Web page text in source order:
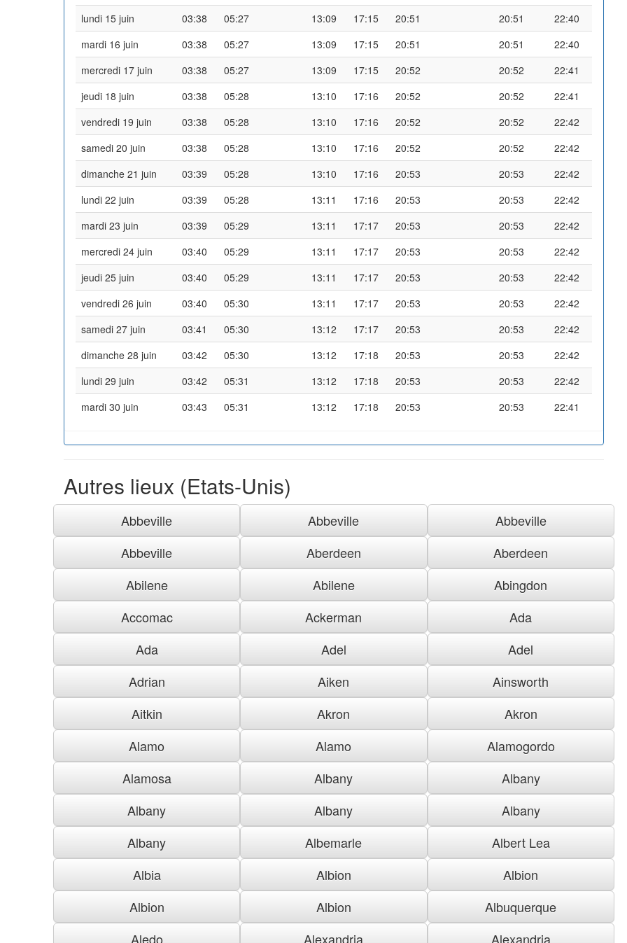
lundi 15 juin
03:38 05:27 13:09 17:15 20:51 20:51
22:40
mardi 16 juin
03:38 05:27 13:09 17:15 20:51 20:51
22:40
mercredi 17 juin
03:38 05:27 13:09 17:15 20:52 20:52
22:41
jeudi 18 juin
03:38 05:28 13:10 17:16 20:52 20:52
22:41
vendredi 19 juin
03:38 05:28 13:10 17:16 20:52 20:52
22:42
samedi 20 juin
03:38 05:28 13:10 17:16 20:52 20:52
22:42
dimanche 21 juin
03:39 05:28 13:10 17:16 20:53 20:53
22:42
lundi 22 juin
03:39 05:28 13:11 17:16 20:53 20:53
22:42
mardi 23 juin
03:39 05:29 13:11 17:17 20:53 20:53
22:42
mercredi 24 juin
03:40 05:29 13:11 17:17 20:53 20:53
22:42
jeudi 25 juin
03:40 05:29 13:11 17:17 20:53 20:53
22:42
vendredi 26 juin
03:40 05:30 13:11 17:17 20:53 20:53
22:42
samedi 27 juin
03:41 05:30 13:12 17:17 20:53 20:53
22:42
dimanche 28 juin
03:42 05:30 13:12 17:18 20:53 20:53
22:42
lundi 29 juin
03:42 05:31 13:12 17:18 20:53 20:53
22:42
mardi 30 juin
03:43 05:31 13:12 17:18 20:53 20:53 22:41
Autres lieux (Etats-Unis)
Abbeville Abbeville
Abbeville
Abbeville
Aberdeen
Aberdeen
Abilene
Abilene
Abingdon
Accomac
Ackerman
Ada
Ada
Adel
Adel
Adrian
Aiken
Ainsworth
Aitkin
Akron
Akron
Alamo
Alamo
Alamogordo
Alamosa
Albany
Albany
Albany
Albany
Albany
Albany
Albemarle
Albert Lea
Albia
Albion
Albion
Albion
Albion
Albuquerque
Aledo
Alexandria Alexandria